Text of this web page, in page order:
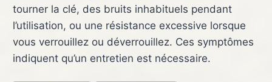
tourner la clé, des bruits inhabituels pendant
l’utilisation, ou une résistance excessive lorsque
vous verrouillez ou déverrouillez. Ces symptômes
indiquent qu’un entretien est nécessaire.